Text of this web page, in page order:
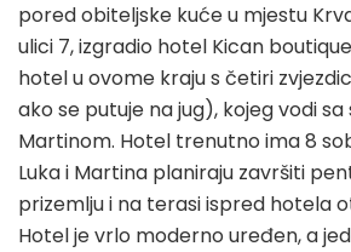
pored obiteljske kuće u mjestu
ulici 7, izgradio hotel Kican
hotel u ovome kraju s četiri
ako se putuje na jug), kojeg vodi
Martinom. Hotel trenutno ima 8
Luka i Martina planiraju završiti
prizemlju i na terasi ispred hotela
Hotel je vrlo moderno uređen, a